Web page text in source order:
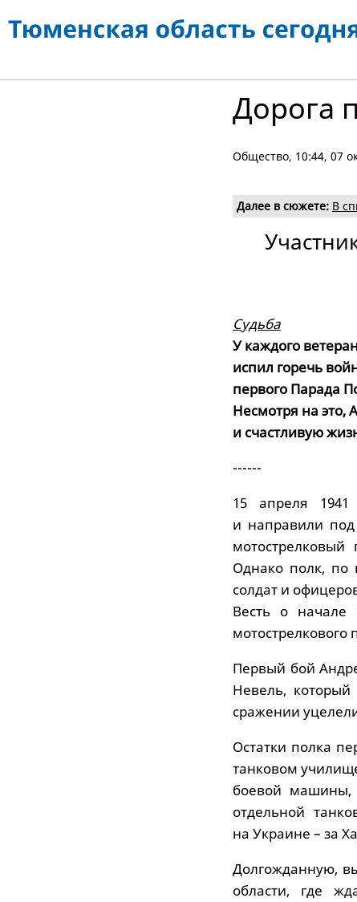
Дорога
Общество, 10:44, 07
Далее в сюжете: В
Судьба
У каждого
испил горечь
первого Парада
Несмотря на это,
и счастливую
------
15 апреля
и направили
Однако полк, по
солдат и
Весть о начале
мотострелкового
Первый бой
Невель,
сражении
Остатки полка
танковом
боевой машины,
отдельной
на Украине – за
Долгожданную,
области, где